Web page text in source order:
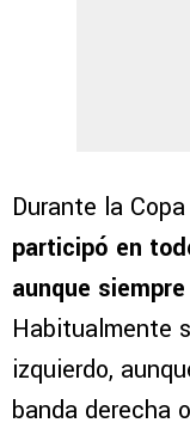
Durante la
participó en
aunque
Habitualmente
izquierdo,
banda derecha